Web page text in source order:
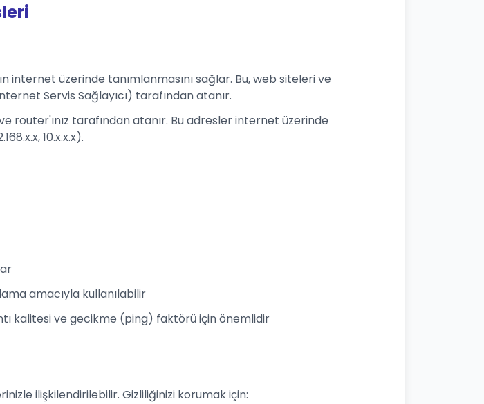
internet üzerinde tanımlanmasını sağlar. Bu, web siteleri ve
Servis Sağlayıcı) tarafından atanır.
router'ınız tarafından atanır. Bu adresler internet üzerinde
10.x.x.x).
amacıyla kullanılabilir
kalitesi ve gecikme (ping) faktörü için önemlidir
ilişkilendirilebilir. Gizliliğinizi korumak için: